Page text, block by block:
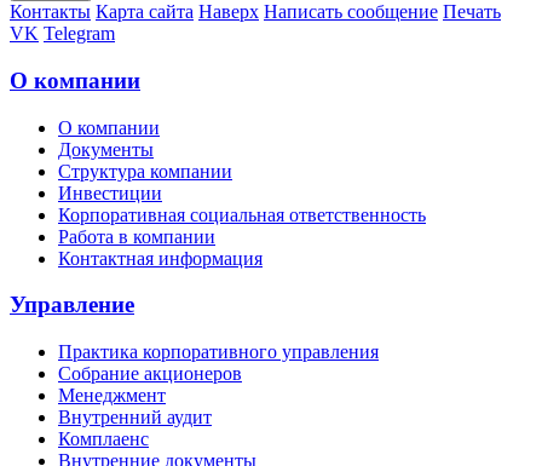
Контакты Карта сайта Наверх Написать сообщение Печать
VK Telegram
О компании
О компании
Документы
Структура компании
Инвестиции
Корпоративная социальная ответственность
Работа в компании
Контактная информация
Управление
Практика корпоративного управления
Собрание акционеров
Менеджмент
Внутренний аудит
Комплаенс
Внутренние документы